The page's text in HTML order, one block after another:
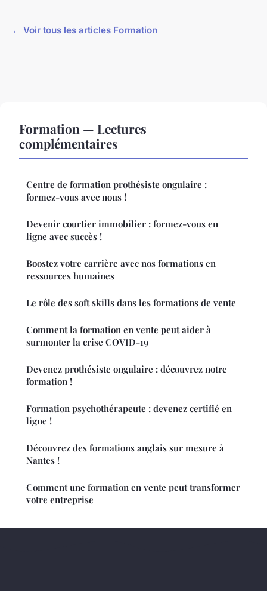
← Voir tous les articles Formation
Formation — Lectures
complémentaires
Centre de formation prothésiste ongulaire :
formez-vous avec nous !
Devenir courtier immobilier : formez-vous en
ligne avec succès !
Boostez votre carrière avec nos formations en
ressources humaines
Le rôle des soft skills dans les formations de vente
Comment la formation en vente peut aider à
surmonter la crise COVID-19
Devenez prothésiste ongulaire : découvrez notre
formation !
Formation psychothérapeute : devenez certifié en
ligne !
Découvrez des formations anglais sur mesure à
Nantes !
Comment une formation en vente peut transformer
votre entreprise